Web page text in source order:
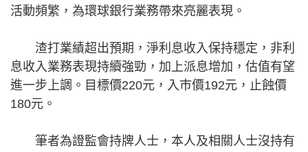
活動頻繁，為環球銀行業務帶來亮麗表現。
渣打業績超出預期，淨利息收入保持穩定，非利
息收入業務表現持續強勁，加上派息增加，估值有望
進一步上調。目標價220元，入巿價192元，止蝕價
180元。
筆者為證監會持牌人士，本人及相關人士沒持有